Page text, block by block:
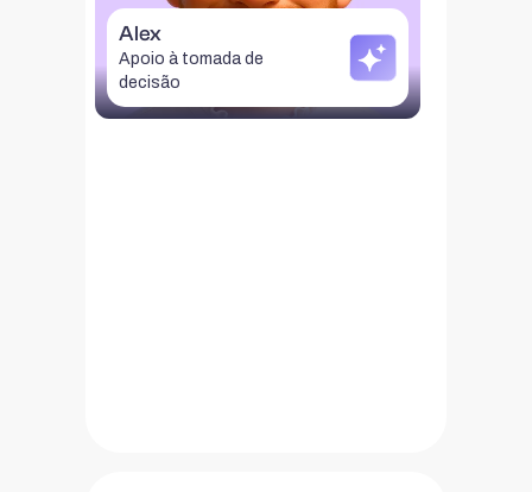
Alex
Apoio à tomada de
decisão
decisões complexas, a lidar com
conflitos, novas ideias e muito mais.